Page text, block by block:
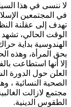
لا ننسى في هذا
في المجتمعين
تهدف إلى عقلنة
الوقت الحالي،
الهندوسية بداية
بحق المرأة، وهذه
إلا أنها استطاعت
العلن حول الدورة
الصحية النسائية ،
مجتمع لازالت
الطقوس الدينية.